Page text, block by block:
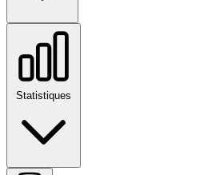
Statistiques